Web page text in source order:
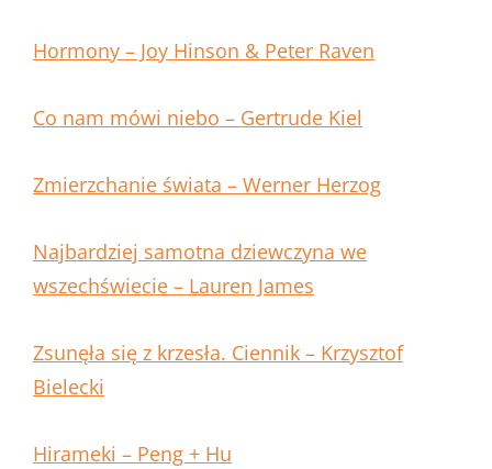
Hormony – Joy Hinson & Peter Raven
Co nam mówi niebo – Gertrude Kiel
Zmierzchanie świata – Werner Herzog
Najbardziej samotna dziewczyna we
wszechświecie – Lauren James
Zsunęła się z krzesła. Ciennik – Krzysztof
Bielecki
Hirameki – Peng + Hu